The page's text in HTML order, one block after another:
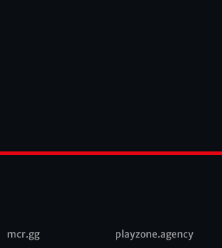
mcr.gg playzone.agency